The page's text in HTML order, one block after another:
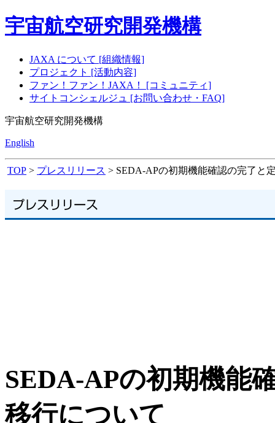
宇宙航空研究開発機構
JAXA について [組織情報]
プロジェクト [活動内容]
ファン！ファン！JAXA！ [コミュニティ]
サイトコンシェルジュ [お問い合わせ・FAQ]
宇宙航空研究開発機構
English
TOP > プレスリリース > SEDA-APの初期機能確認の完了と
SEDA-APの初期機能
移行について